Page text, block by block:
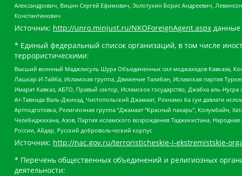
Александрович, Вицин Сергей Ефимович, Золотухин Борис Андреевич,
Константинович
Источник: http://unro.minjust.ru/NKOForeignAgent.aspx данные
* Единый федеральный список организаций, в том числе
террористическими:
Высший военный Маджлисуль Шура Объединенных сил моджахедов Кавказа,
Лашкар-И-Тайба, Исламская группа, Движение Талибан, Исламская партия
Имарат Кавказ, АБТО, Правый сектор, Исламское государство, Джабха аль-
Ат-Тавхида Валь-Джихад, Чистопольский Джамаат, Рохнамо ба суи давлати
Артподготовка, Религиозная группа “Джамаат “Красный пахарь”, Колумбайн,
Челебиджихана, Азов, Партия исламского возрождения Таджикистана,
России, Айдар, Русский добровольческий корпус
Источник: http://nac.gov.ru/terroristicheskie-i-ekstremistskie-
* Перечень общественных объединений и религиозных
деятельности: